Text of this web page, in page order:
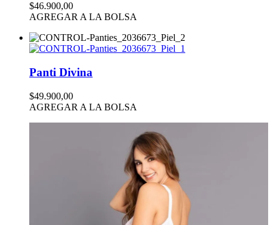
$46.900,00
AGREGAR A LA BOLSA
Panti Divina
$49.900,00
AGREGAR A LA BOLSA